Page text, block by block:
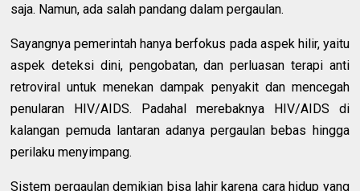
saja. Namun, ada salah pandang dalam pergaulan.
Sayangnya pemerintah hanya berfokus pada aspek hilir, yaitu
aspek deteksi dini, pengobatan, dan perluasan terapi anti
retroviral untuk menekan dampak penyakit dan mencegah
penularan HIV/AIDS. Padahal merebaknya HIV/AIDS di
kalangan pemuda lantaran adanya pergaulan bebas hingga
perilaku menyimpang.
Sistem pergaulan demikian bisa lahir karena cara hidup yang